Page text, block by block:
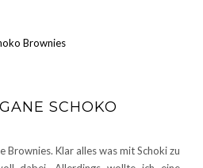
SCHOKO
Brownies. Klar alles was mit Schoki zu